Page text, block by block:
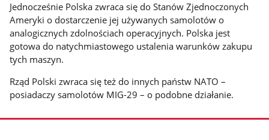
Jednocześnie Polska zwraca się do Stanów Zjednoczonych
Ameryki o dostarczenie jej używanych samolotów o
analogicznych zdolnościach operacyjnych. Polska jest
gotowa do natychmiastowego ustalenia warunków zakupu
tych maszyn.
Rząd Polski zwraca się też do innych państw NATO –
posiadaczy samolotów MIG-29 – o podobne działanie.